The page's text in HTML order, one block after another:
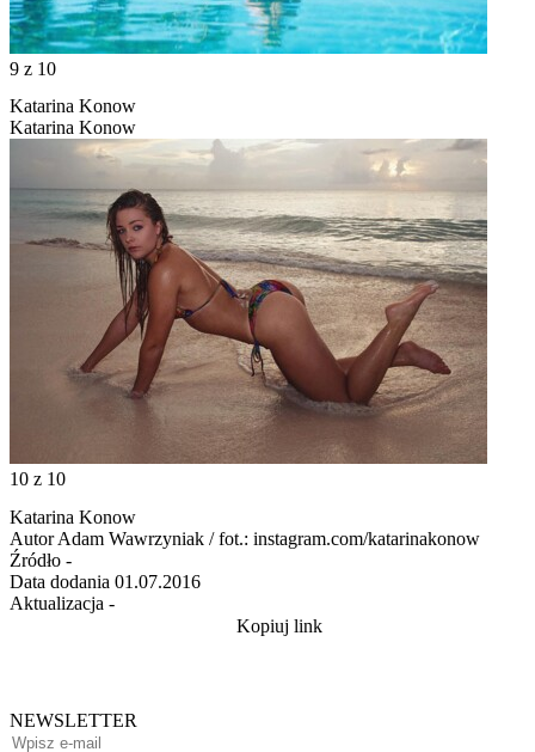
9 z 10
Katarina Konow
Katarina Konow
10 z 10
Katarina Konow
Autor Adam Wawrzyniak / fot.: instagram.com/katarinakonow
Źródło -
Data dodania 01.07.2016
Aktualizacja -
Kopiuj link
NEWSLETTER